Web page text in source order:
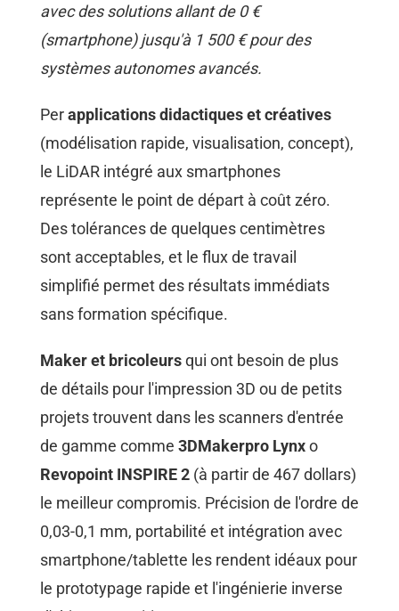
avec des solutions allant de 0 €
(smartphone) jusqu'à 1 500 € pour des
systèmes autonomes avancés.
Perapplications didactiques et créatives
(modélisation rapide, visualisation, concept),
le LiDAR intégré aux smartphones
représente le point de départ à coût zéro.
Des tolérances de quelques centimètres
sont acceptables, et le flux de travail
simplifié permet des résultats immédiats
sans formation spécifique.
Maker et bricoleursqui ont besoin de plus
de détails pour l'impression 3D ou de petits
projets trouvent dans les scanners d'entrée
de gamme comme 3DMakerpro Lynxo
Revopoint INSPIRE 2 (à partir de 467 dollars)
le meilleur compromis. Précision de l'ordre de
0,03-0,1 mm, portabilité et intégration avec
smartphone/tablette les rendent idéaux pour
le prototypage rapide et l'ingénierie inverse